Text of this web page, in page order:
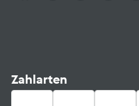
Zahlarten